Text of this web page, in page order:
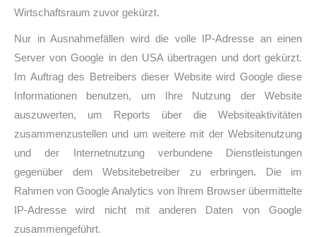
Wirtschaftsraum zuvor gekürzt.
Nur in Ausnahmefällen wird die volle IP-Adresse an einen
Server von Google in den USA übertragen und dort gekürzt.
Im Auftrag des Betreibers dieser Website wird Google diese
Informationen benutzen, um Ihre Nutzung der Website
auszuwerten, um Reports über die Websiteaktivitäten
zusammenzustellen und um weitere mit der Websitenutzung
und der Internetnutzung verbundene Dienstleistungen
gegenüber dem Websitebetreiber zu erbringen. Die im
Rahmen von Google Analytics von Ihrem Browser übermittelte
IP-Adresse wird nicht mit anderen Daten von Google
zusammengeführt.